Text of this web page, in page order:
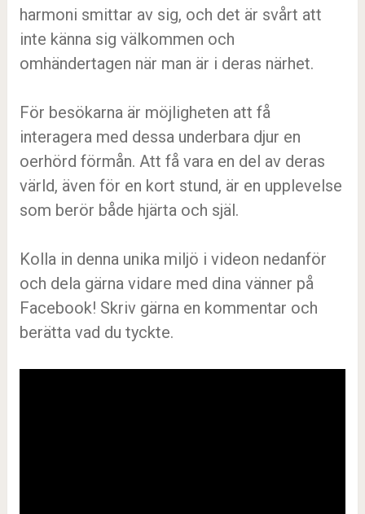
harmoni smittar av sig, och det är svårt att
inte känna sig välkommen och
omhändertagen när man är i deras närhet.
För besökarna är möjligheten att få
interagera med dessa underbara djur en
oerhörd förmån. Att få vara en del av deras
värld, även för en kort stund, är en upplevelse
som berör både hjärta och själ.
Kolla in denna unika miljö i videon nedanför
och dela gärna vidare med dina vänner på
Facebook! Skriv gärna en kommentar och
berätta vad du tyckte.